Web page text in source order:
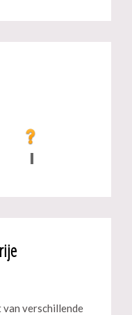
verschillende